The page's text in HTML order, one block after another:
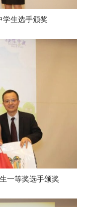
学生选手颁奖
一等奖选手颁奖